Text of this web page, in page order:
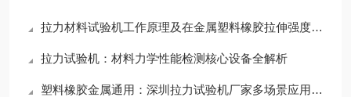
拉力材料试验机工作原理及在金属塑料橡胶拉伸强度检测中的核心应用解析
拉力试验机：材料力学性能检测核心设备全解析
塑料橡胶金属通用：深圳拉力试验机厂家多场景应用详解